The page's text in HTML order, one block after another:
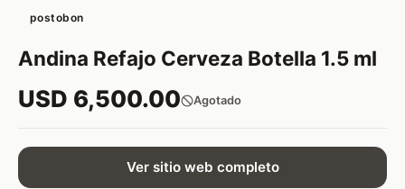
postobon
Andina Refajo Cerveza Botella 1.5 ml
USD 6,500.00 Agotado
Ver sitio web completo